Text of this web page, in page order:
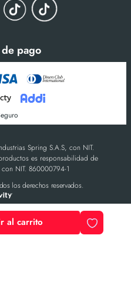
al carrito
pago
Spring S.A.S, con NIT.
es responsabilidad de
NIT. 860000794-1
los derechos reservados.